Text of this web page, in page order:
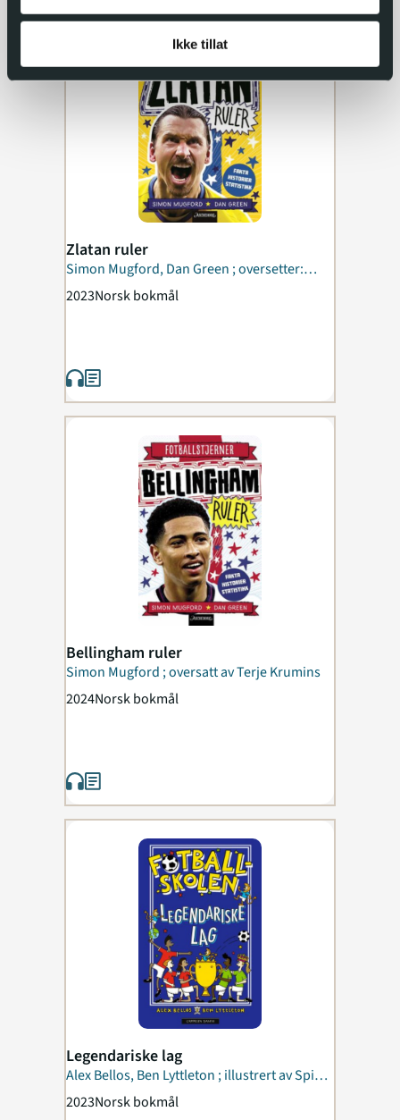
Ikke tillat
Zlatan ruler
Simon Mugford, Dan Green ; oversetter:
Terje Krumins
2023Norsk bokmål
Bellingham ruler
Simon Mugford ; oversatt av Terje Krumins
2024Norsk bokmål
Legendariske lag
Alex Bellos, Ben Lyttleton ; illustrert av Spike
Gerrell ; oversatt...
2023Norsk bokmål